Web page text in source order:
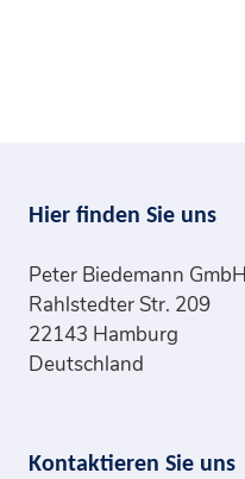
Hier finden Sie uns
Peter Biedemann
Rahlstedter Str. 209
22143 Hamburg
Deutschland
Kontaktieren Sie uns